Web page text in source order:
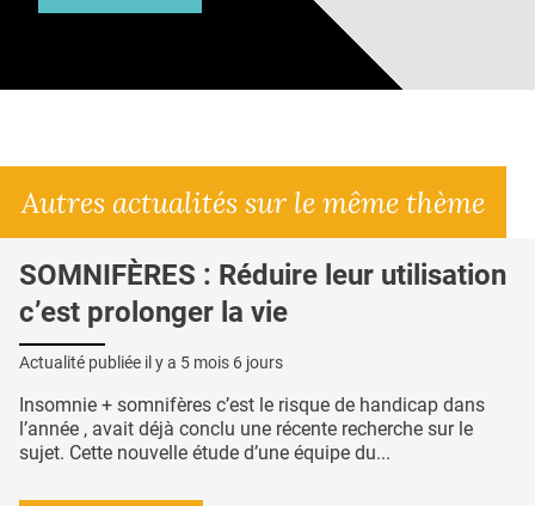
Autres actualités sur le même thème
SOMNIFÈRES : Réduire leur utilisation
c’est prolonger la vie
Actualité publiée il y a 5 mois 6 jours
Insomnie + somnifères c’est le risque de handicap dans
l’année , avait déjà conclu une récente recherche sur le
sujet. Cette nouvelle étude d’une équipe du...